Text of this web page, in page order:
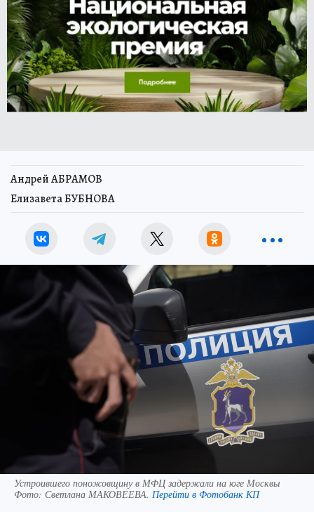
Андрей АБРАМОВ
Елизавета БУБНОВА
Устроившего поножовщину в МФЦ задержали на юге Москвы
Фото: Светлана МАКОВЕЕВА. Перейти в Фотобанк КП